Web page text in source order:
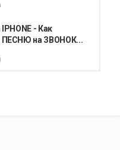
- Как
на ЗВОНОК...